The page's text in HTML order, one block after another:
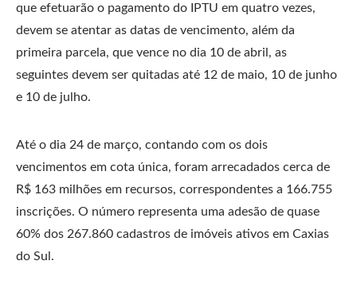
que efetuarão o pagamento do IPTU em quatro vezes,
devem se atentar as datas de vencimento, além da
primeira parcela, que vence no dia 10 de abril, as
seguintes devem ser quitadas até 12 de maio, 10 de junho
e 10 de julho.
Até o dia 24 de março, contando com os dois
vencimentos em cota única, foram arrecadados cerca de
R$ 163 milhões em recursos, correspondentes a 166.755
inscrições. O número representa uma adesão de quase
60% dos 267.860 cadastros de imóveis ativos em Caxias
do Sul.